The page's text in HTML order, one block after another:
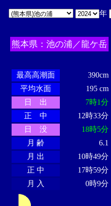
年
熊本県：池の浦／龍ケ岳
最高高潮面
390cm
平均水面
195 cm
日 出
7時1分
正 中
12時33分
日 没
18時5分
月 齢
6.1
月 出
10時49分
正 中
17時59分
月 入
0時9分